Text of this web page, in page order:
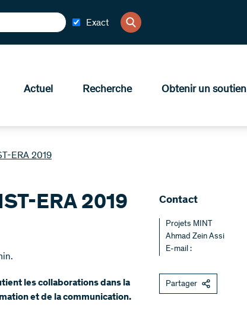
Exact
Actuel Recherche Obtenir un soutien
ERA 2019
ERA 2019
les collaborations dans la
et de la communication.
Contact
Projets MINT
Ahmad Zein Assi
E-mail :
Partager